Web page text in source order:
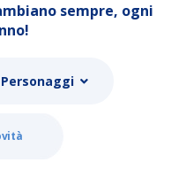
sempre, ogni
Personaggi